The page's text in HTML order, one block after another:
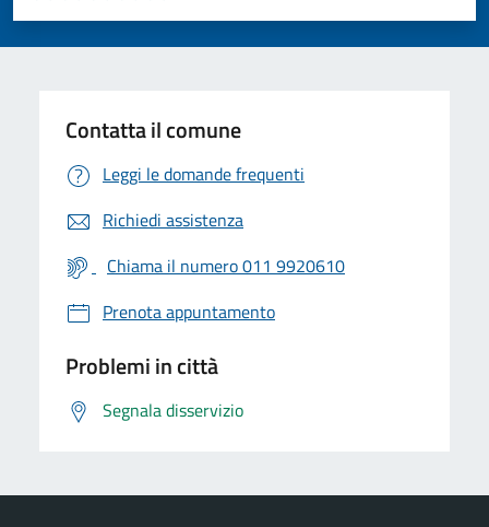
Valuta 5 stelle su 5
Valuta 4 stelle su 5
Valuta 3 stelle su 5
Valuta 2 stelle su 5
Valuta 1 stelle su 5
Contatta il comune
Leggi le domande frequenti
Richiedi assistenza
Chiama il numero 011 9920610
Prenota appuntamento
Problemi in città
Segnala disservizio